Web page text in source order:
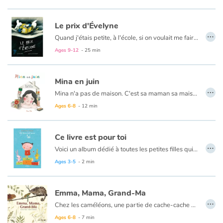
Mais quel est donc ce drôle de monstre qui s’invite dans la maison ?
Le prix d'Évelyne
Quand j'étais petite, à l'école, si on voulait me faire pleurer, on me traitait de "négresse". Alors ça ne manquait pas, je fondais en larmes...
Ages 9-12 - 25 min
…
Mina en juin
Mina n'a pas de maison. C'est sa maman sa maison. Chaque matin, Maman part à la recherche d'un toit pour y abriter ses enfants. En vain. Jusqu'au jour où...
Ages 6-8 - 12 min
…
Ce livre est pour toi
Voici un album dédié à toutes les petites filles qui ont un jour rêvé d'être une fée, d'avoir de la pizza à tous les repas, d'avoir un compagnon de jeu ou simplement d'être un peu plus grande… En somme, un livre dédié à toutes les petites filles ! À partager sans modération pour sourire de toutes ces petites expériences qui sont le sel de la vie.
Ages 3-5 - 2 min
…
Emma, Mama, Grand-Ma
Chez les caméléons, une partie de cache-cache est tout un art, minutieusement appliqué par Emma. Une complicité pleine de tendresse lie trois générations.
Ages 6-8 - 7 min
…